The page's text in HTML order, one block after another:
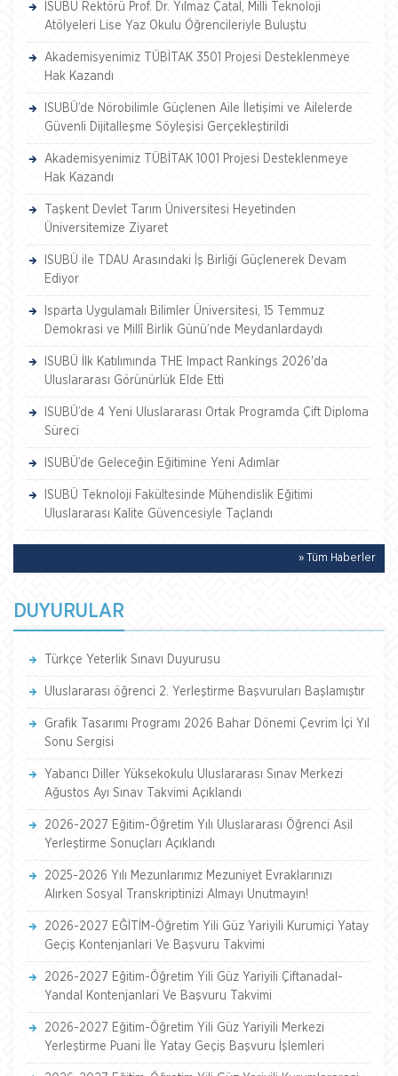
ISUBÜ Rektörü Prof. Dr. Yılmaz Çatal, Milli Teknoloji
Atölyeleri Lise Yaz Okulu Öğrencileriyle Buluştu
Akademisyenimiz TÜBİTAK 3501 Projesi Desteklenmeye
Hak Kazandı
ISUBÜ’de Nörobilimle Güçlenen Aile İletişimi ve Ailelerde
Güvenli Dijitalleşme Söyleşisi Gerçekleştirildi
Akademisyenimiz TÜBİTAK 1001 Projesi Desteklenmeye
Hak Kazandı
Taşkent Devlet Tarım Üniversitesi Heyetinden
Üniversitemize Ziyaret
ISUBÜ ile TDAU Arasındaki İş Birliği Güçlenerek Devam
Ediyor
Isparta Uygulamalı Bilimler Üniversitesi, 15 Temmuz
Demokrasi ve Millî Birlik Günü’nde Meydanlardaydı
ISUBÜ İlk Katılımında THE Impact Rankings 2026'da
Uluslararası Görünürlük Elde Etti
ISUBÜ’de 4 Yeni Uluslararası Ortak Programda Çift Diploma
Süreci
ISUBÜ’de Geleceğin Eğitimine Yeni Adımlar
ISUBÜ Teknoloji Fakültesinde Mühendislik Eğitimi
Uluslararası Kalite Güvencesiyle Taçlandı
» Tüm Haberler
DUYURULAR
Türkçe Yeterlik Sınavı Duyurusu
Uluslararası öğrenci 2. Yerleştirme Başvuruları Başlamıştır
Grafik Tasarımı Programı 2026 Bahar Dönemi Çevrim İçi Yıl
Sonu Sergisi
Yabancı Diller Yüksekokulu Uluslararası Sınav Merkezi
Ağustos Ayı Sınav Takvimi Açıklandı
2026-2027 Eğitim-Öğretim Yılı Uluslararası Öğrenci Asil
Yerleştirme Sonuçları Açıklandı
2025-2026 Yılı Mezunlarımız Mezuniyet Evraklarınızı
Alırken Sosyal Transkriptinizi Almayı Unutmayın!
2026-2027 EĞİTİM-Öğretim Yili Güz Yariyili Kurumiçi Yatay
Geçiş Kontenjanlari Ve Başvuru Takvimi
2026-2027 Eğitim-Öğretim Yili Güz Yariyili Çiftanadal-
Yandal Kontenjanlari Ve Başvuru Takvimi
2026-2027 Eğitim-Öğretim Yili Güz Yariyili Merkezi
Yerleştirme Puani İle Yatay Geçiş Başvuru İşlemleri